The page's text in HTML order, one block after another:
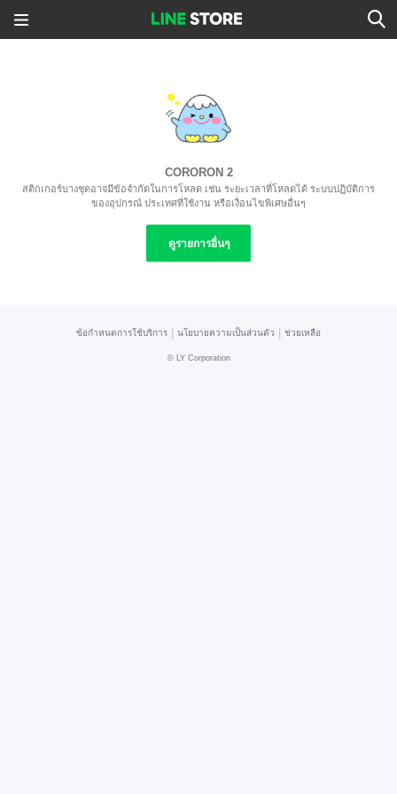
CORORON 2
สติกเกอร์บางชุดอาจมีข้อจำกัดในการโหลด เช่น ระยะเวลาที่โหลดได้ ระบบปฏิบัติการ
ของอุปกรณ์ ประเทศที่ใช้งาน หรือเงื่อนไขพิเศษอื่นๆ
ดูรายการอื่นๆ
ข้อกำหนดการใช้บริการ นโยบายความเป็นส่วนตัว ช่วยเหลือ
© LY Corporation